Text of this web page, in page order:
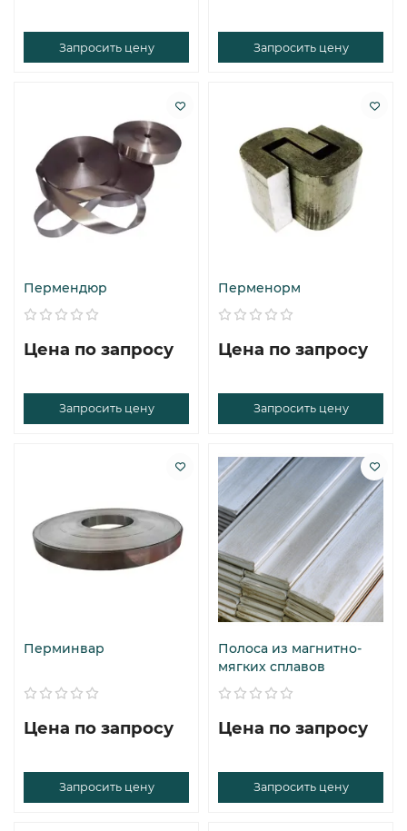
Запросить цену Запросить цену
Пермендюр
Цена по запросу
Запросить цену
Перменорм
Цена по запросу
Запросить цену
Перминвар
Цена по запросу
Запросить цену
Полоса из магнитно-
мягких сплавов
Цена по запросу
Запросить цену